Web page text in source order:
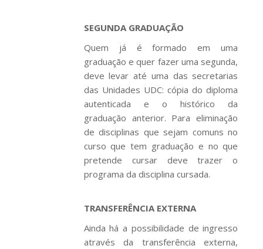
SEGUNDA GRADUAÇÃO
Quem já é formado em uma
graduação e quer fazer uma segunda,
deve levar até uma das secretarias
das Unidades UDC: cópia do diploma
autenticada e o histórico da
graduação anterior. Para eliminação
de disciplinas que sejam comuns no
curso que tem graduação e no que
pretende cursar deve trazer o
programa da disciplina cursada.
TRANSFERÊNCIA EXTERNA
Ainda há a possibilidade de ingresso
através da transferência externa,